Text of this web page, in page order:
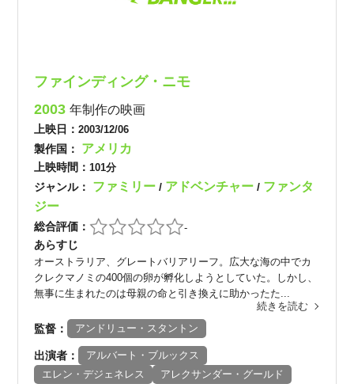
ファインディング・ニモ
2003年制作の映画
上映日：2003/12/06
製作国： アメリカ
上映時間：101分
ジャンル： ファミリー/ アドベンチャー/ ファンタ
ジー
総合評価： -
あらすじ
オーストラリア、グレートバリアリーフ。広大な海の中でカ
クレクマノミの400個の卵が孵化しようとしていた。しかし、
無事に生まれたのは母親の命と引き換えに助かったた...
続きを読む
監督： アンドリュー・スタントン
出演者：
アルバート・ブルックス
エレン・デジェネレス
アレクサンダー・グールド